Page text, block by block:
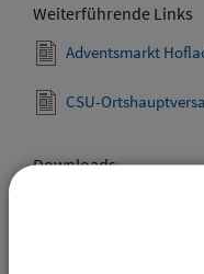
Weiterführende Links
Adventsmarkt
CSU-
Downloads
Den gewählten